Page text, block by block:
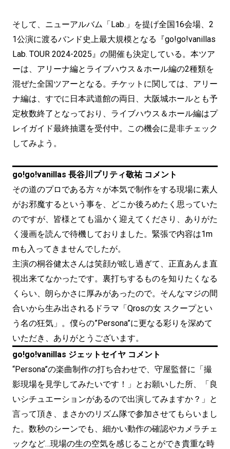
そして、ニューアルバム「Lab.」を提げ全国16会場、2
1公演に渡るバンド史上最大規模となる『go!go!vanillas
Lab. TOUR 2024-2025』の開催も決定している。本ツア
ーは、アリーナ編とライブハウス＆ホール編の2種類を
混ぜた全国ツアーとなる。チケットに関しては、アリー
ナ編は、すでに日本武道館の両日、大阪城ホールとも予
定枚数終了となっており、ライブハウス＆ホール編はプ
レイガイド最終抽選を受付中。この機会に是非チェック
してみよう。
go!go!vanillas 長谷川プリティ敬祐 コメント
その道のプロである方々が本気で制作をする現場に素人
がお邪魔するという事を、どこか後ろめたく思っていた
のですが、皆様とても温かく迎えてくださり、ありがた
く漫画を読んで待機しておりました。緊張で内容は1m
mも入ってきませんでしたが。
主演の桐谷健太さんは笑顔が眩し過ぎて、正直あんま直
視出来てなかったです。裏打ちするものを知りたくなる
くらい、朗らかさに厚みがあったので。そんなマジの間
合いから生み出されるドラマ「Qrosの女 スクープとい
う名の狂気」。僕らの”Persona”に更なる彩りを深めて
いただき、ありがとうございます。
go!go!vanillas ジェットセイヤ コメント
“Persona”の楽曲制作の打ち合わせで、守屋監督に「撮
影現場を見学してみたいです！」とお願いした所、「良
いシチュエーションがあるので出演してみますか？」と
言って頂き、まさかのリズム隊で参加させてもらいまし
た。数秒のシーンでも、細かい動作の確認やカメラチェ
ックなど…現場の生の空気を感じることができ貴重な時